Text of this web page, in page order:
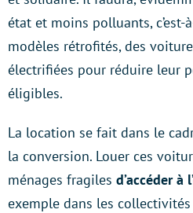
état et moins polluants, c’est-
modèles rétrofités, des
électrifiées pour réduire leur
éligibles.
La location se fait dans le
la conversion. Louer ces
ménages fragiles d’accéder à
exemple dans les collectivités